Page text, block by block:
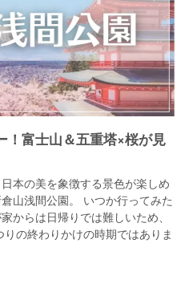
！富士山＆五重塔×桜が見
本の美を象徴する景色が楽しめ
山浅間公園。 いつか行ってみた
からは日帰りでは難しいため、
の終わりかけの時期ではありま